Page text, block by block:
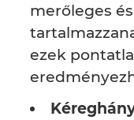
merőleges
ezek